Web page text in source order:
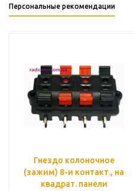
Персональные рекомендации
Гнездо колоночное
(зажим) 8-и контакт., на
квадрат. панели